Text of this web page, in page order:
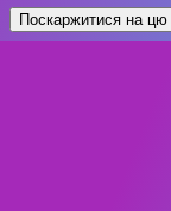
Поскаржитися на цю